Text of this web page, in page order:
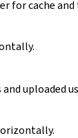
for cache and
uploaded